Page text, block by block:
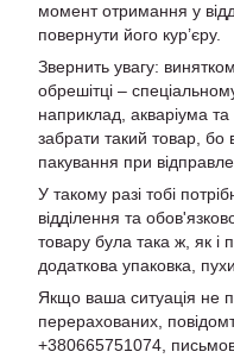
момент отримання у
повернути його кур’єру.
Звернить увагу:
обрешітці –
наприклад, акваріума
забрати такий товар, бо
пакування при
У такому разі тобі
відділення та
товару була така ж, як і
додаткова упаковка,
Якщо ваша ситуація не
перерахованих,
+380665751074,